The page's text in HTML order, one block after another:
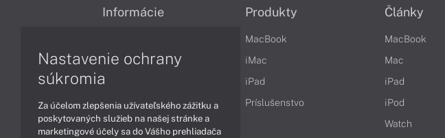
Informácie
Reklamačné podmienky
Ochrana osobných údajov
Vrátenie tovaru
Vyhlásenie o prístupnosti
Produkty
MacBook
iMac
iPad
Príslušenstvo
Články
MacBook
Mac
iPad
iPod
Watch
Nastavenie ochrany
súkromia
Za účelom zlepšenia užívateľského zážitku a
poskytovaných služieb na našej stránke a
marketingové účely sa do Vášho prehliadača